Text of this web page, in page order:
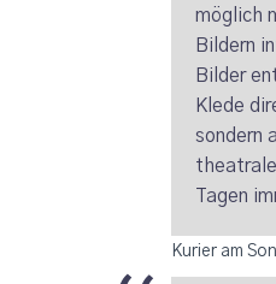
möglich
Bildern
Bilder
Klede
sondern
Tagen
Kurier am